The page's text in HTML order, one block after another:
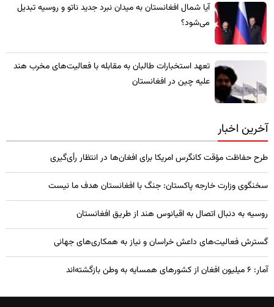
​آیا شمال افغانستان به میدان نبرد جدید ناتو و روسیه تبدیل
می‌شود؟
تعهد استخبارات طالبان به مقابله با فعالیت‌های مخرب هند
علیه چین در افغانستان
آخرین اخبار
طرح حفاظت مؤقت کانگرس امریکا برای افغان‌ها در انتظار رأی‌گیری
سخنگوی وزارت خارجه پاکستان: جنگ با افغانستان هدف ما نیست
روسیه به دنبال اتصال به اقیانوس هند از طریق افغانستان
گسترش فعالیت‌های داعش خراسان و نیاز به همکاری‌های جهانی
آمار: ۶ میلیون افغان از کشورهای همسایه به وطن بازگشته‌اند